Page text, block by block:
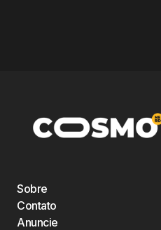
Sobre
Contato
Anuncie